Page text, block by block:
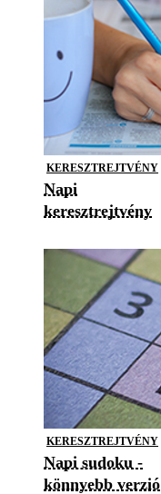
KERESZTREJTVÉNY
Napi
keresztrejtvény
KERESZTREJTVÉNY
Napi sudoku -
könnyebb verzió